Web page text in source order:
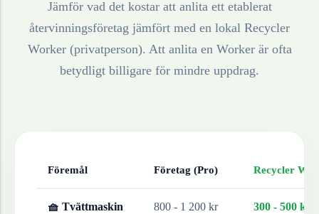
Jämför vad det kostar att anlita ett etablerat
återvinningsföretag jämfört med en lokal Recycler
Worker (privatperson). Att anlita en Worker är ofta
betydligt billigare för mindre uppdrag.
Föremål Företag (Pro) Recycler
🧺 Tvättmaskin 800 - 1 200 kr 300 - 500 kr